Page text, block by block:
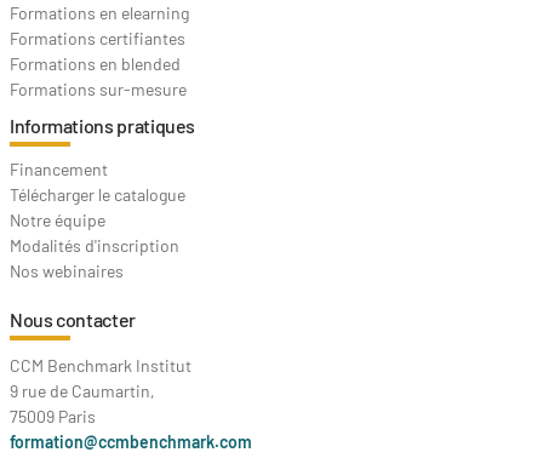
Formations en elearning
Formations certifiantes
Formations en blended
Formations sur-mesure
Informations pratiques
Financement
Télécharger le catalogue
Notre équipe
Modalités d'inscription
Nos webinaires
Nous contacter
CCM Benchmark Institut
9 rue de Caumartin,
75009 Paris
formation@ccmbenchmark.com